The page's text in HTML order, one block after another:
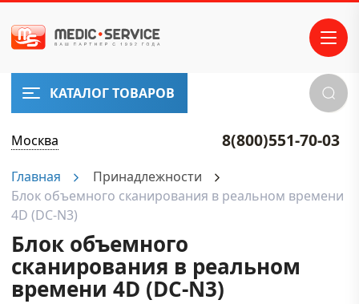
КАТАЛОГ ТОВАРОВ
Москва 8(800)551-70-03
Главная
Принадлежности
Блок объемного сканирования в реальном времени
4D (DC-N3)
Блок объемного
сканирования в реальном
времени 4D (DC-N3)